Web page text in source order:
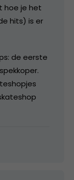
hoe je het
hits) is er
de eerste